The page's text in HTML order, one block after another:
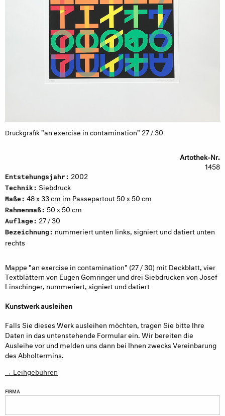
Druckgrafik "an exercise in contamination" 27 / 30
Artothek-Nr.
1458
Entstehungsjahr: 2002
Technik: Siebdruck
Maße: 48 x 33 cm im Passepartout 50 x 50 cm
Rahmenmaß: 50 x 50 cm
Auflage: 27 / 30
Bezeichnung: nummeriert unten links, signiert und datiert unten
rechts
Mappe "an exercise in contamination" (27 / 30) mit Deckblatt, vier
Textblättern von Eugen Gomringer und drei Siebdrucken von Josef
Linschinger, nummeriert, signiert und datiert
Kunstwerk ausleihen
Falls Sie dieses Werk ausleihen möchten, tragen Sie bitte Ihre
Daten in das untenstehende Formular ein. Wir bereiten die
Ausleihe vor und melden uns dann bei Ihnen zwecks Vereinbarung
des Abholtermins.
→ Leihgebühren
FIRMA